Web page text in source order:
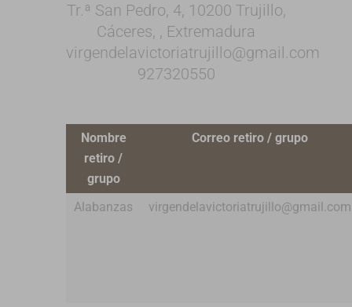
Tr.ª San Pedro, 4, 10200 Trujillo,
Cáceres, , Extremadura
virgendelavictoriatrujillo@gmail.com
927320550
Nombre
retiro /
grupo
Correo retiro / grupo
Alabanzas virgendelavictoriatrujillo@gmail.com